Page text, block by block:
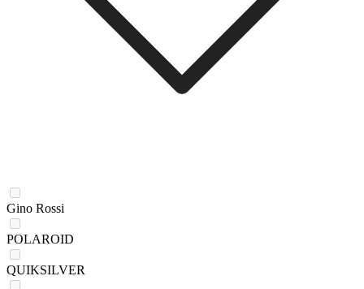
Gino Rossi
POLAROID
QUIKSILVER